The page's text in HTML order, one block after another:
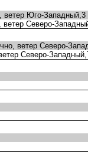
Юго-Западный,3
Северо-
ветер Северо-
Северо-